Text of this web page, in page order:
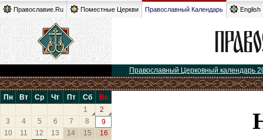
Православие.Ru Поместные Церкви Православный Календарь English
Православный Церковный календарь
Пн Вт Ср Чт Пт Сб
Вс
1
2
3
4 5 6 7 8
9
10
11 12 13 14 15
16